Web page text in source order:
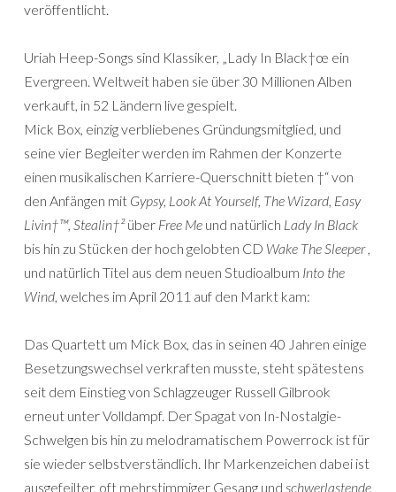
veröffentlicht.
Uriah Heep-Songs sind Klassiker, „Lady In Black†œ ein
Evergreen. Weltweit haben sie über 30 Millionen Alben
verkauft, in 52 Ländern live gespielt.
Mick Box, einzig verbliebenes Gründungsmitglied, und
seine vier Begleiter werden im Rahmen der Konzerte
einen musikalischen Karriere-Querschnitt bieten †“ von
den Anfängen mit Gypsy, Look At Yourself, The Wizard, Easy
Livin†™, Stealin†²über Free Me und natürlich Lady In Black
bis hin zu Stücken der hoch gelobten CD Wake The Sleeper,
und natürlich Titel aus dem neuen Studioalbum Into the
Wind, welches im April 2011 auf den Markt kam:
Das Quartett um Mick Box, das in seinen 40 Jahren einige
Besetzungswechsel verkraften musste, steht spätestens
seit dem Einstieg von Schlagzeuger Russell Gilbrook
erneut unter Volldampf. Der Spagat von In-Nostalgie-
Schwelgen bis hin zu melodramatischem Powerrock ist für
sie wieder selbstverständlich. Ihr Markenzeichen dabei ist
ausgefeilter, oft mehrstimmiger Gesang und schwerlastende